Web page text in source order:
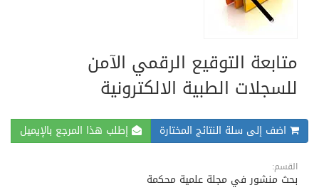
متابعة التوقيع الرقمي الآمن
للسجلات الطبية الالكترونية
اضف إلى سلة النتائج المختارة إطلب هذا المرجع بالإيميل
القسم:
بحث منشور في مجلة علمية محكمة